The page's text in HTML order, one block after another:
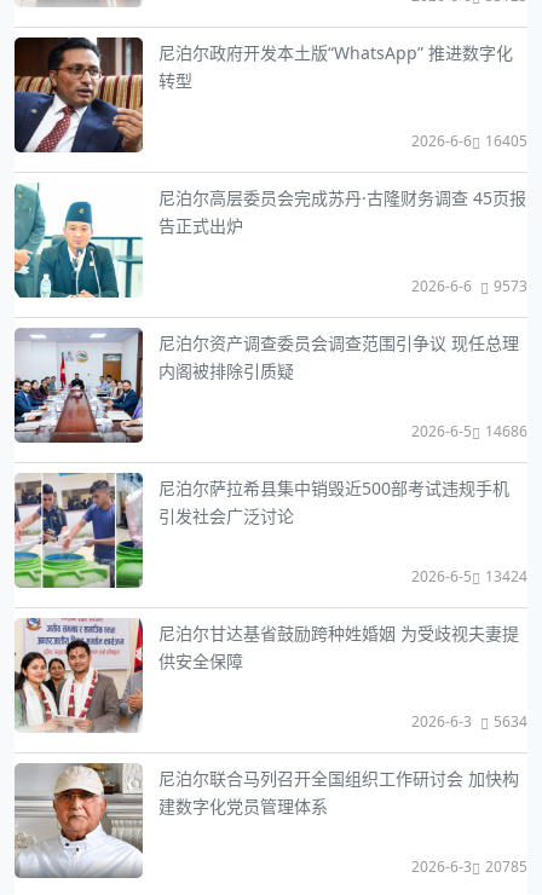
尼泊尔政府开发本土版“WhatsApp” 推进数字化
转型
2026-6-6 16405
尼泊尔高层委员会完成苏丹·古隆财务调查 45页报
告正式出炉
2026-6-6 9573
尼泊尔资产调查委员会调查范围引争议 现任总理
内阁被排除引质疑
2026-6-5 14686
尼泊尔萨拉希县集中销毁近500部考试违规手机
引发社会广泛讨论
2026-6-5 13424
尼泊尔甘达基省鼓励跨种姓婚姻 为受歧视夫妻提
供安全保障
2026-6-3 5634
尼泊尔联合马列召开全国组织工作研讨会 加快构
建数字化党员管理体系
2026-6-3 20785